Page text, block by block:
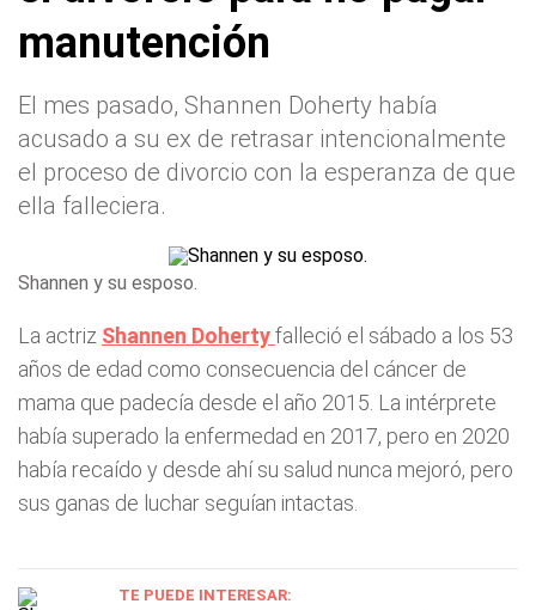
manutención
El mes pasado, Shannen Doherty había
acusado a su ex de retrasar intencionalmente
el proceso de divorcio con la esperanza de que
ella falleciera.
Shannen y su esposo.
La actriz Shannen Dohertyfalleció el sábado a los 53
años de edad como consecuencia del cáncer de
mama que padecía desde el año 2015. La intérprete
había superado la enfermedad en 2017, pero en 2020
había recaído y desde ahí su salud nunca mejoró, pero
sus ganas de luchar seguían intactas.
TE PUEDE INTERESAR: